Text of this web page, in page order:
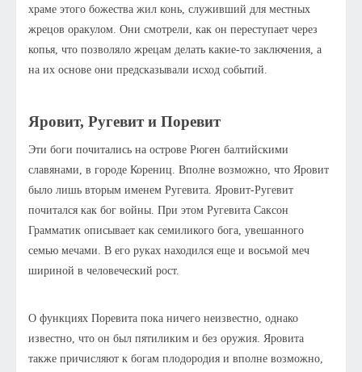
храме этого божества жил конь, служивший для местных
жрецов оракулом. Они смотрели, как он переступает через
копья, что позволяло жрецам делать какие-то заключения, а
на их основе они предсказывали исход событий.
Яровит, Ругевит и Поревит
Эти боги почитались на острове Рюген балтийскими
славянами, в городе Корениц. Вполне возможно, что Яровит
было лишь вторым именем Ругевита. Яровит-Ругевит
почитался как бог войны. При этом Ругевита Саксон
Грамматик описывает как семиликого бога, увешанного
семью мечами. В его руках находился еще и восьмой меч
шириной в человеческий рост.
О функциях Поревита пока ничего неизвестно, однако
известно, что он был пятиликим и без оружия. Яровита
также причисляют к богам плодородия и вполне возможно,